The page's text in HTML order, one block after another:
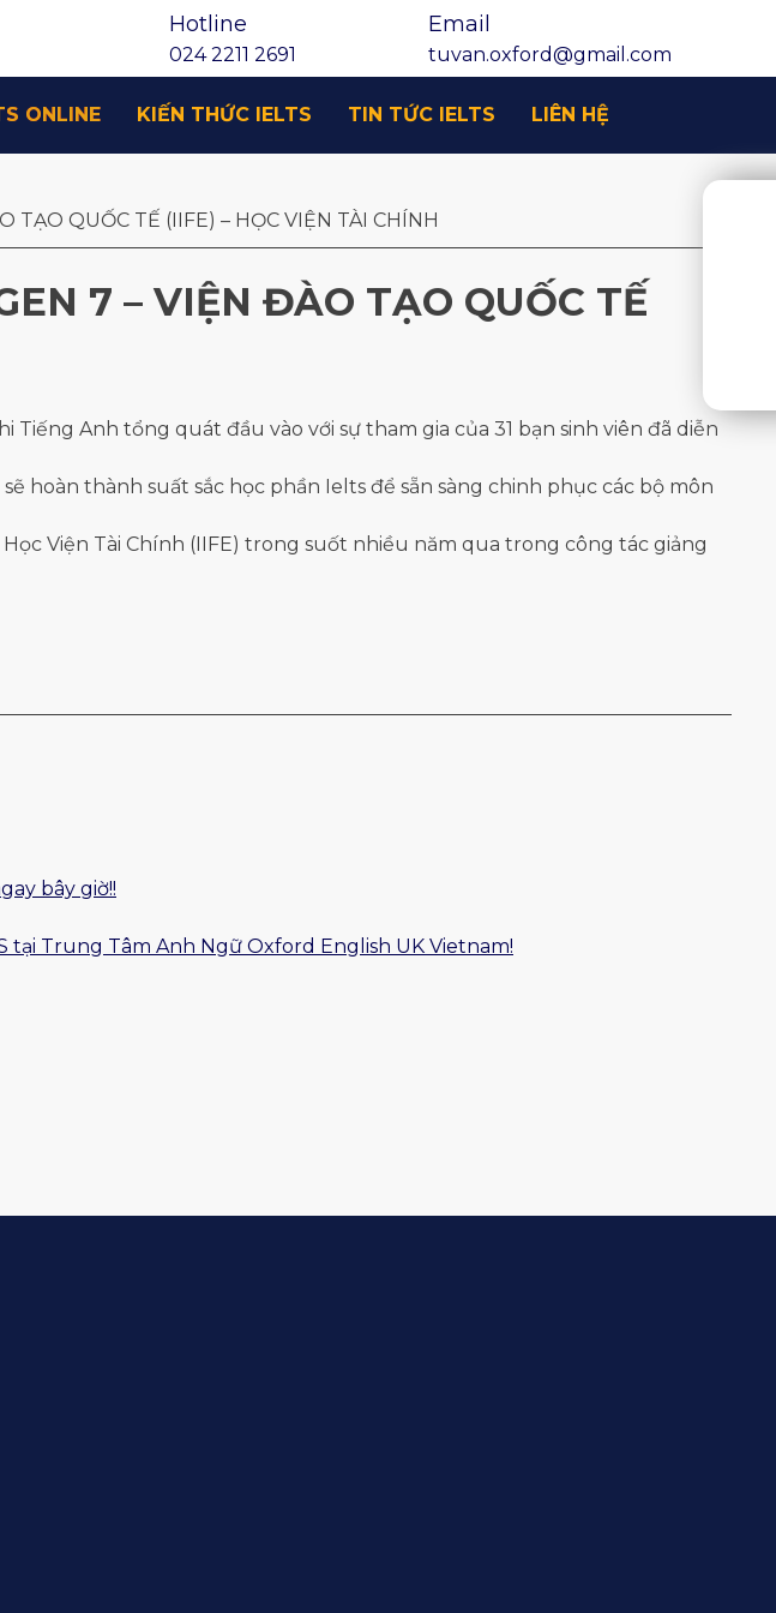
Hotline
024 2211 2691
Email
tuvan.oxford@gmail.com
ONLINE KIẾN THỨC IELTS TIN TỨC IELTS LIÊN HỆ
TẠO QUỐC TẾ (IIFE) – HỌC VIỆN TÀI CHÍNH
7 – VIỆN ĐÀO TẠO QUỐC TẾ
Tiếng Anh tổng quát đầu vào với sự tham gia của 31 bạn sinh viên đã diễn
hoàn thành suất sắc học phần Ielts để sẵn sàng chinh phục các bộ môn
Viện Tài Chính (IIFE) trong suốt nhiều năm qua trong công tác giảng
bây giờ!!
tại Trung Tâm Anh Ngữ Oxford English UK Vietnam!